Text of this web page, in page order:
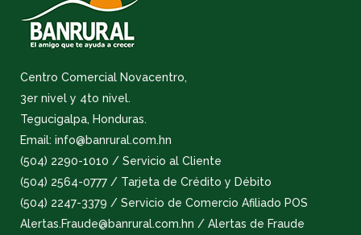
Centro Comercial Novacentro,
3er nivel y 4to nivel.
Tegucigalpa, Honduras.
Email: info@banrural.com.hn
(504) 2290-1010 / Servicio al Cliente
(504) 2564-0777 / Tarjeta de Crédito y Débito
(504) 2247-3379 / Servicio de Comercio Afiliado POS
Alertas.Fraude@banrural.com.hn / Alertas de Fraude